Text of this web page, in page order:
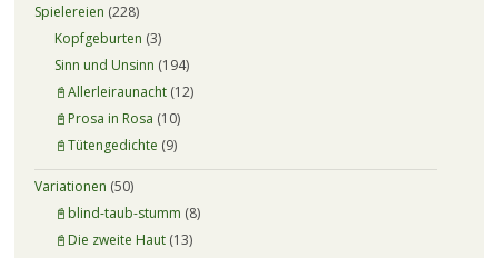
Spielereien (228)
Kopfgeburten (3)
Sinn und Unsinn (194)
📓Allerleiraunacht(12)
📓Prosa in Rosa (10)
📓Tütengedichte (9)
Variationen (50)
📓blind-taub-stumm (8)
📓Die zweite Haut(13)